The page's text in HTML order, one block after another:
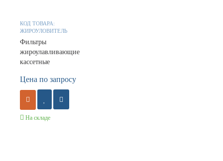
КОД ТОВАРА:
ЖИРОУЛОВИТЕЛЬ
Фильтры
жироулавливающие
кассетные
Цена по запросу
На складе